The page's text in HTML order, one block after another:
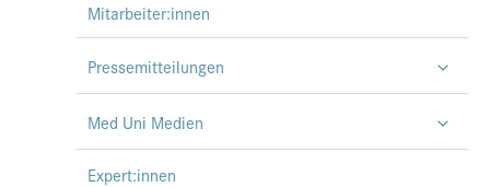
Mitarbeiter:innen
Pressemitteilungen
Med Uni Medien
Expert:innen